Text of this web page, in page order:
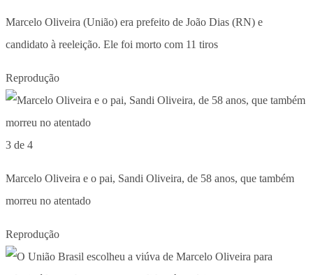
Marcelo Oliveira (União) era prefeito de João Dias (RN) e
candidato à reeleição. Ele foi morto com 11 tiros
Reprodução
3 de 4
Marcelo Oliveira e o pai, Sandi Oliveira, de 58 anos, que também
morreu no atentado
Reprodução